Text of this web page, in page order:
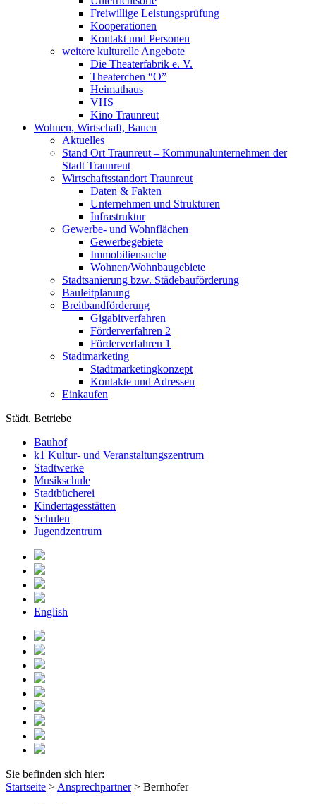
Freiwillige Leistungsprüfung
Kooperationen
Kontakt und Personen
weitere kulturelle Angebote
Die Theaterfabrik e. V.
Theaterchen “O”
Heimathaus
VHS
Kino Traunreut
Wohnen, Wirtschaft, Bauen
Aktuelles
Stand Ort Traunreut – Kommunalunternehmen der
Stadt Traunreut
Wirtschaftsstandort Traunreut
Daten & Fakten
Unternehmen und Strukturen
Infrastruktur
Gewerbe- und Wohnflächen
Gewerbegebiete
Immobiliensuche
Wohnen/Wohnbaugebiete
Stadtsanierung bzw. Städebauförderung
Bauleitplanung
Breitbandförderung
Gigabitverfahren
Förderverfahren 2
Förderverfahren 1
Stadtmarketing
Stadtmarketingkonzept
Kontakte und Adressen
Einkaufen
Städt. Betriebe
Bauhof
k1 Kultur- und Veranstaltungszentrum
Stadtwerke
Musikschule
Stadtbücherei
Kindertagesstätten
Schulen
Jugendzentrum
English
Sie befinden sich hier:
Startseite > Ansprechpartner> Bernhofer